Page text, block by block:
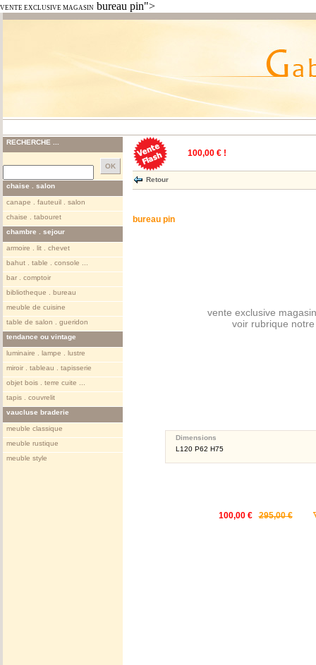
VENTE EXCLUSIVE MAGASIN bureau pin">
RECHERCHE ...
chaise . salon
canape . fauteuil . salon
chaise . tabouret
chambre . sejour
armoire . lit . chevet
bahut . table . console ...
bar . comptoir
bibliotheque . bureau
meuble de cuisine
table de salon . gueridon
tendance ou vintage
luminaire . lampe . lustre
miroir . tableau . tapisserie
objet bois . terre cuite ...
tapis . couvrelit
vaucluse braderie
meuble classique
meuble rustique
meuble style
100,00 € !
Retour
bureau pin
vente exclusive
voir rubrique
Dimensions
L120 P62 H75
100,00 € 295,00 €